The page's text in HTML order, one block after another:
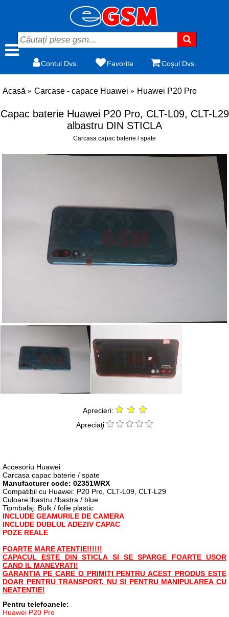
Contul Dvs. Favorite Coșul Dvs.
Acasă Carcase - capace Huawei Huawei P20 Pro
Capac baterie Huawei P20 Pro, CLT-L09, CLT-L29
albastru DIN STICLA
Carcasa capac baterie / spate
Aprecieri:
Apreciaţi
Accesoriu Huawei
Carcasa capac baterie / spate
Manufacturer code: 02351WRX
Compatibil cu Huawei: P20 Pro, CLT-L09, CLT-L29
Culoare:lbastru /lbastra / blue
Tipmbalaj: Bulk / folie plastic
INCLUDE GEAMURILE DE CAMERA
INCLUDE DUBLUL ADEZIV CAPAC
POZE REALE
FOARTE MARE ATENTIE!!!!!!
CAPACUL ESTE DIN STICLA SI SE SPARGE FOARTE USOR
CAND IL MANEVRATI!
GARANTIA PE CARE O PRIMITI PENTRU ACEST PRODUS ESTE
DOAR PENTRU TRANSPORT, NU SI PENTRU MANIPULAREA CU
NEATENTIE!
Pentru telefoanele:
Huawei P20 Pro